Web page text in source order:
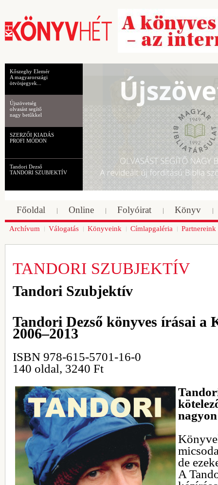
Kőszeghy Elemér
A magyarországi
ötvösjegyek...
Újszövetség
olvasást segítő
nagy betűkkel
SZERZŐI KIADÁS
PROFI MÓDON
Tandori Dezső
TANDORI SZUBJEKTÍV
Főoldal Online Folyóirat Könyv
Archívum Válogatás Könyveink Címlapgaléria Partnereink
TANDORI SZUBJEKTÍV
Tandori Szubjektív
Tandori Dezső könyves írásai a
2006–2013
ISBN 978-615-5701-16-0
140 oldal, 3240 Ft
de
A